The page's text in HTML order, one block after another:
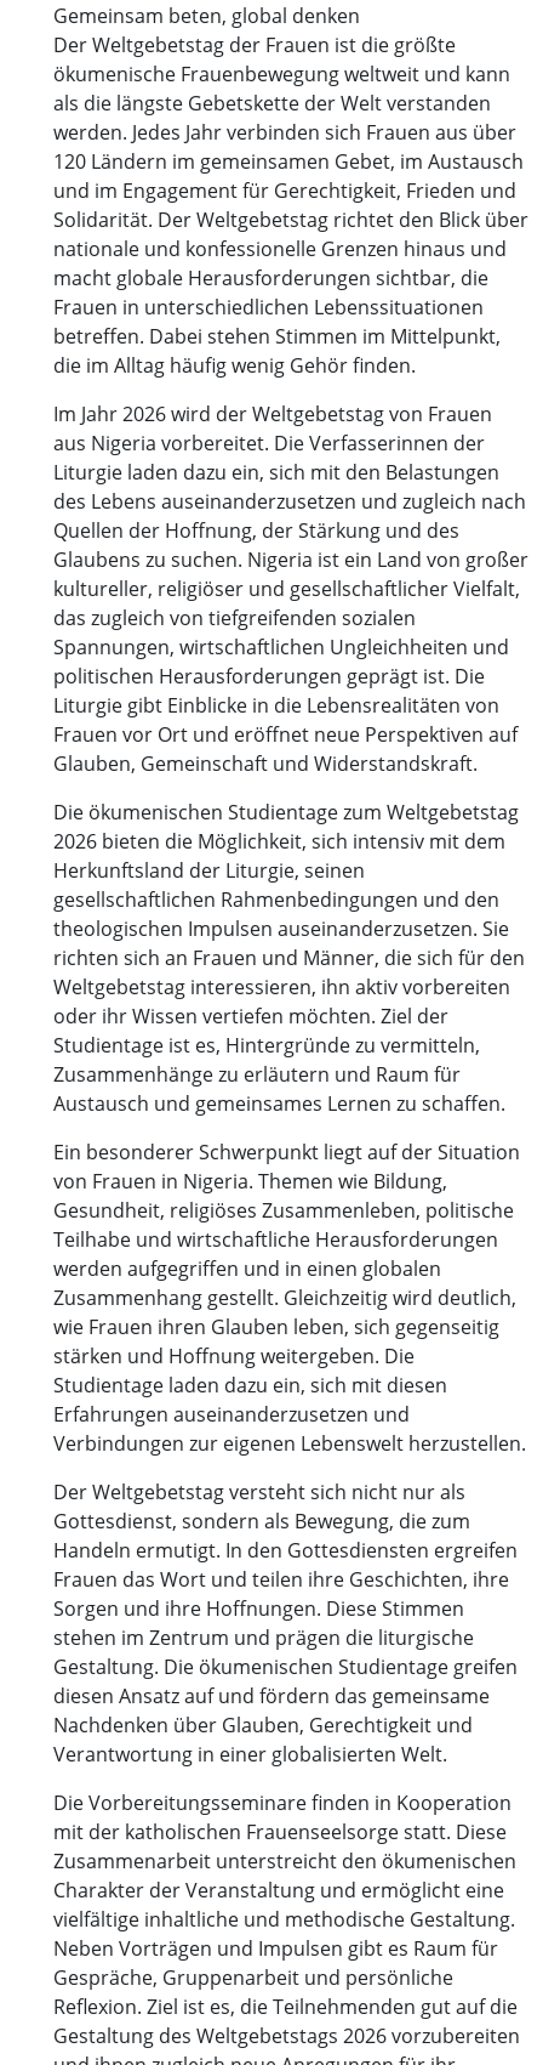
Gemeinsam beten, global denken
Der Weltgebetstag der Frauen ist die größte
ökumenische Frauenbewegung weltweit und kann
als die längste Gebetskette der Welt verstanden
werden. Jedes Jahr verbinden sich Frauen aus über
120 Ländern im gemeinsamen Gebet, im Austausch
und im Engagement für Gerechtigkeit, Frieden und
Solidarität. Der Weltgebetstag richtet den Blick über
nationale und konfessionelle Grenzen hinaus und
macht globale Herausforderungen sichtbar, die
Frauen in unterschiedlichen Lebenssituationen
betreffen. Dabei stehen Stimmen im Mittelpunkt,
die im Alltag häufig wenig Gehör finden.
Im Jahr 2026 wird der Weltgebetstag von Frauen
aus Nigeria vorbereitet. Die Verfasserinnen der
Liturgie laden dazu ein, sich mit den Belastungen
des Lebens auseinanderzusetzen und zugleich nach
Quellen der Hoffnung, der Stärkung und des
Glaubens zu suchen. Nigeria ist ein Land von großer
kultureller, religiöser und gesellschaftlicher Vielfalt,
das zugleich von tiefgreifenden sozialen
Spannungen, wirtschaftlichen Ungleichheiten und
politischen Herausforderungen geprägt ist. Die
Liturgie gibt Einblicke in die Lebensrealitäten von
Frauen vor Ort und eröffnet neue Perspektiven auf
Glauben, Gemeinschaft und Widerstandskraft.
Die ökumenischen Studientage zum Weltgebetstag
2026 bieten die Möglichkeit, sich intensiv mit dem
Herkunftsland der Liturgie, seinen
gesellschaftlichen Rahmenbedingungen und den
theologischen Impulsen auseinanderzusetzen. Sie
richten sich an Frauen und Männer, die sich für den
Weltgebetstag interessieren, ihn aktiv vorbereiten
oder ihr Wissen vertiefen möchten. Ziel der
Studientage ist es, Hintergründe zu vermitteln,
Zusammenhänge zu erläutern und Raum für
Austausch und gemeinsames Lernen zu schaffen.
Ein besonderer Schwerpunkt liegt auf der Situation
von Frauen in Nigeria. Themen wie Bildung,
Gesundheit, religiöses Zusammenleben, politische
Teilhabe und wirtschaftliche Herausforderungen
werden aufgegriffen und in einen globalen
Zusammenhang gestellt. Gleichzeitig wird deutlich,
wie Frauen ihren Glauben leben, sich gegenseitig
stärken und Hoffnung weitergeben. Die
Studientage laden dazu ein, sich mit diesen
Erfahrungen auseinanderzusetzen und
Verbindungen zur eigenen Lebenswelt herzustellen.
Der Weltgebetstag versteht sich nicht nur als
Gottesdienst, sondern als Bewegung, die zum
Handeln ermutigt. In den Gottesdiensten ergreifen
Frauen das Wort und teilen ihre Geschichten, ihre
Sorgen und ihre Hoffnungen. Diese Stimmen
stehen im Zentrum und prägen die liturgische
Gestaltung. Die ökumenischen Studientage greifen
diesen Ansatz auf und fördern das gemeinsame
Nachdenken über Glauben, Gerechtigkeit und
Verantwortung in einer globalisierten Welt.
Die Vorbereitungsseminare finden in Kooperation
mit der katholischen Frauenseelsorge statt. Diese
Zusammenarbeit unterstreicht den ökumenischen
Charakter der Veranstaltung und ermöglicht eine
vielfältige inhaltliche und methodische Gestaltung.
Neben Vorträgen und Impulsen gibt es Raum für
Gespräche, Gruppenarbeit und persönliche
Reflexion. Ziel ist es, die Teilnehmenden gut auf die
Gestaltung des Weltgebetstags 2026 vorzubereiten